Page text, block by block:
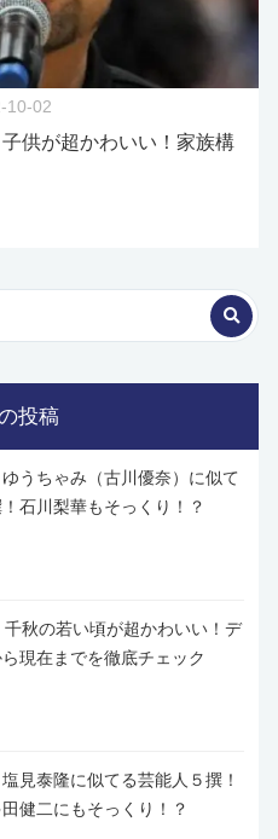
10-02
供が超かわいい！家族構
投稿
ゆうちゃみ（古川優奈）に似て
石川梨華もそっくり！？
千秋の若い頃が超かわいい！デ
現在までを徹底チェック
塩見泰隆に似てる芸能人５撰！
健二にもそっくり！？